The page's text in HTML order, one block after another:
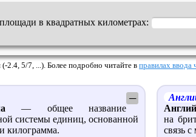
в квадратных километрах:
2.4, 5/7, ...). Более подробно читайте в правилах ввода
─
— общее название
системы единиц, основанной
килограмма.
на
связь